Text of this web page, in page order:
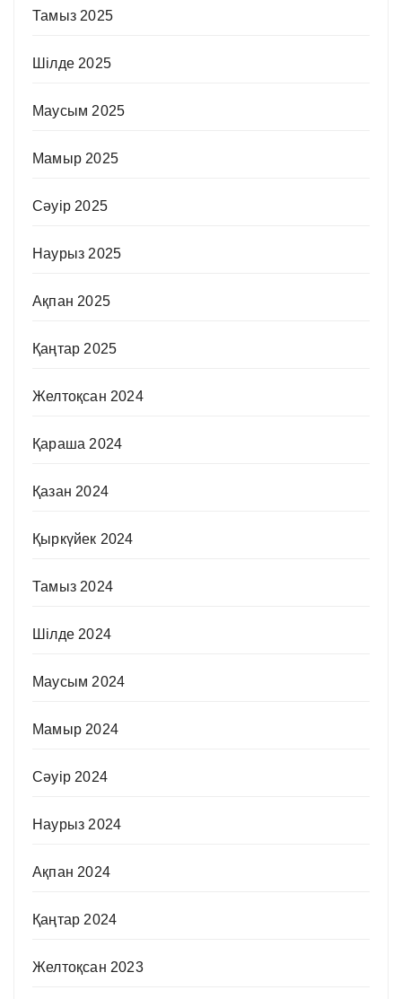
Тамыз 2025
Шілде 2025
Маусым 2025
Мамыр 2025
Сәуір 2025
Наурыз 2025
Ақпан 2025
Қаңтар 2025
Желтоқсан 2024
Қараша 2024
Қазан 2024
Қыркүйек 2024
Тамыз 2024
Шілде 2024
Маусым 2024
Мамыр 2024
Сәуір 2024
Наурыз 2024
Ақпан 2024
Қаңтар 2024
Желтоқсан 2023